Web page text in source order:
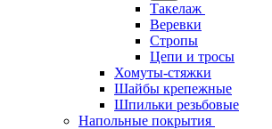
Такелаж
Веревки
Стропы
Цепи и тросы
Хомуты-стяжки
Шайбы крепежные
Шпильки резьбовые
Напольные покрытия